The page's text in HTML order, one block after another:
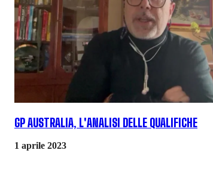
GP AUSTRALIA, L'ANALISI DELLE QUALIFICHE
1 aprile 2023